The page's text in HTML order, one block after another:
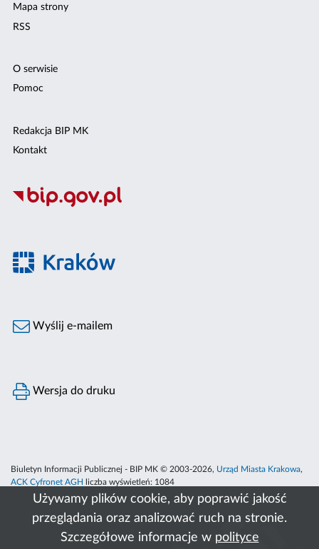
Używamy plików cookie, aby poprawić jakość
przeglądania oraz analizować ruch na stronie.
Szczegółowe informacje w polityce
Mapa strony
RSS
O serwisie
Pomoc
Redakcja BIP MK
Kontakt
Wyślij e-mailem
Wersja do druku
Biuletyn Informacji Publicznej - BIP MK © 2003-2026, Urząd Miasta Krakowa,
ACK Cyfronet AGH
liczba wyświetleń: 1084